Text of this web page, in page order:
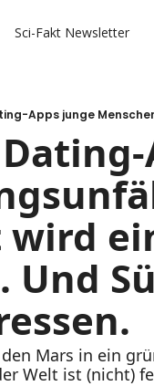
Sci-Fakt Newsletter
Und
Mars in ein
Welt ist (nicht)